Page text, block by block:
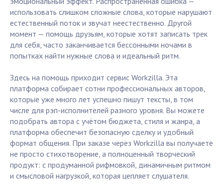
использовать слишком сложные слова, которые нарушают
естественный поток и звучат неестественно. Другой
момент — помощь друзьям, которые хотят записать трек
для себя, часто заканчивается бессонными ночами в
попытках найти нужные слова и идеальный ритм.
Здесь на помощь приходит сервис Workzilla. Эта
платформа собирает сотни профессиональных авторов,
которые уже много лет успешно пишут тексты, в том
числе для рэп-исполнителей разного уровня. Вы можете
подобрать автора с учётом бюджета, стиля и жанра, а
платформа обеспечит безопасную сделку и удобный
формат общения. При заказе через Workzilla вы получаете
не просто стихотворение, а полноценный творческий
продукт: с продуманной рифмовкой, динамичным ритмом
и смысловой нагрузкой, которая цепляет слушателя.